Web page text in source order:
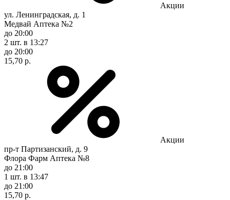
Акции
ул. Ленинградская, д. 1
Медвай Аптека №2
до 20:00
2 шт. в 13:27
до 20:00
15,70 р.
Акции
пр-т Партизанский, д. 9
Флора Фарм Аптека №8
до 21:00
1 шт. в 13:47
до 21:00
15,70 р.